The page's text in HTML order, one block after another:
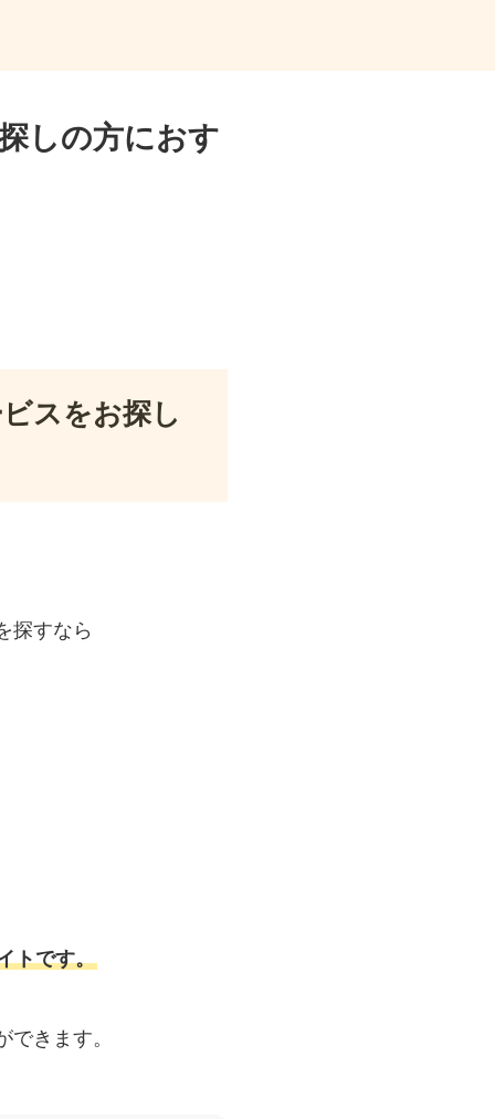
しの方におす
スをお探し
探すなら
トです。
きます。